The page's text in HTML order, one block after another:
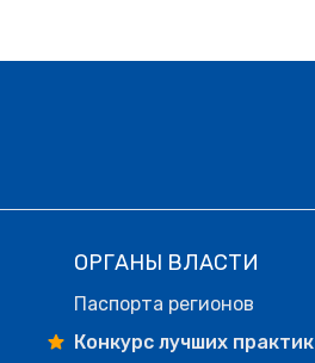
ОРГАНЫ ВЛАСТИ
Паспорта регионов
Конкурс лучших практик